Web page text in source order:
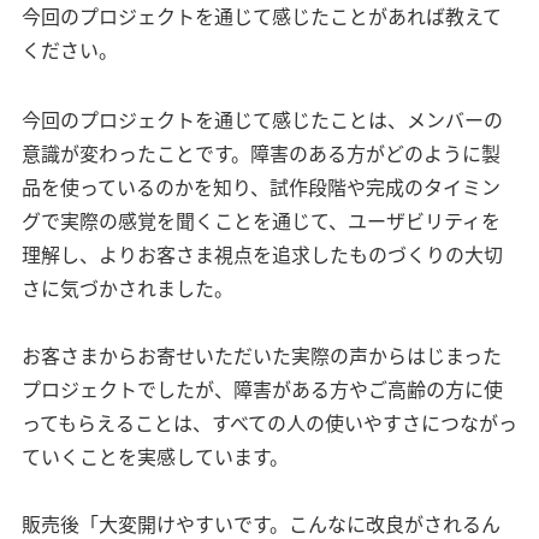
今回のプロジェクトを通じて感じたことがあれば教えて
ください。
今回のプロジェクトを通じて感じたことは、メンバーの
意識が変わったことです。障害のある方がどのように製
品を使っているのかを知り、試作段階や完成のタイミン
グで実際の感覚を聞くことを通じて、ユーザビリティを
理解し、よりお客さま視点を追求したものづくりの大切
さに気づかされました。
お客さまからお寄せいただいた実際の声からはじまった
プロジェクトでしたが、障害がある方やご高齢の方に使
ってもらえることは、すべての人の使いやすさにつながっ
ていくことを実感しています。
販売後「大変開けやすいです。こんなに改良がされるん